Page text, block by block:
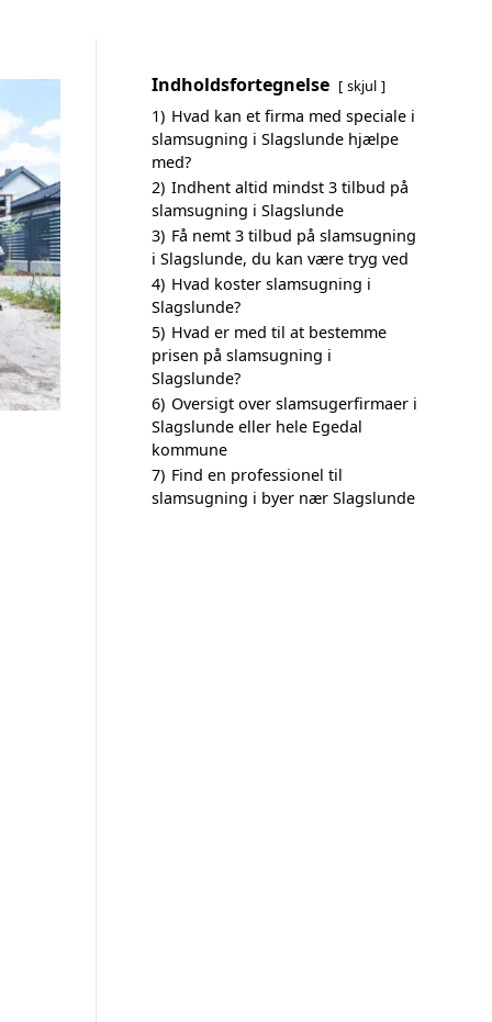
Indholdsfortegnelse skjul
1) Hvad kan et firma med speciale i
slamsugning i Slagslunde hjælpe
med?
2) Indhent altid mindst 3 tilbud på
slamsugning i Slagslunde
3) Få nemt 3 tilbud på slamsugning
i Slagslunde, du kan være tryg ved
4) Hvad koster slamsugning i
Slagslunde?
5) Hvad er med til at bestemme
prisen på slamsugning i
Slagslunde?
6) Oversigt over slamsugerfirmaer i
Slagslunde eller hele Egedal
kommune
7) Find en professionel til
slamsugning i byer nær Slagslunde